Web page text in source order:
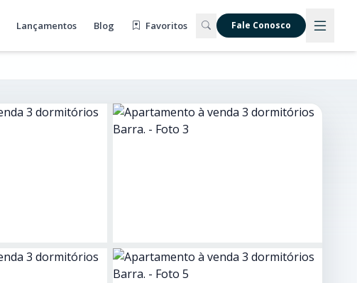
Lançamentos Blog Favoritos Fale Conosco